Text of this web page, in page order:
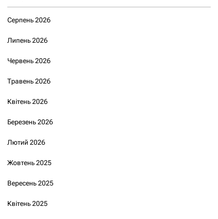
Серпень 2026
Липень 2026
Червень 2026
Травень 2026
Квітень 2026
Березень 2026
Лютий 2026
Жовтень 2025
Вересень 2025
Квітень 2025